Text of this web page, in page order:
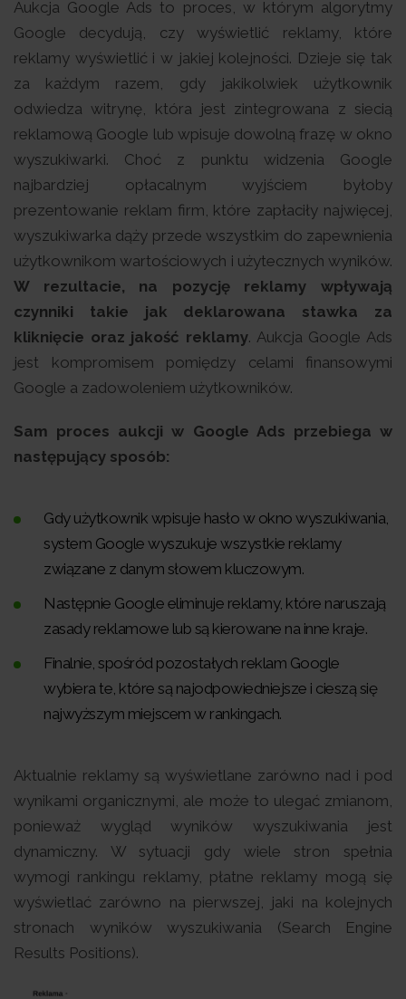
Aukcja Google Ads to proces, w którym algorytmy
Google decydują, czy wyświetlić reklamy, które
reklamy wyświetlić i w jakiej kolejności. Dzieje się tak
za każdym razem, gdy jakikolwiek użytkownik
odwiedza witrynę, która jest zintegrowana z siecią
reklamową Google lub wpisuje dowolną frazę w okno
wyszukiwarki. Choć z punktu widzenia Google
najbardziej opłacalnym wyjściem byłoby
prezentowanie reklam firm, które zapłaciły najwięcej,
wyszukiwarka dąży przede wszystkim do zapewnienia
użytkownikom wartościowych i użytecznych wyników.
W rezultacie, na pozycję reklamy wpływają
czynniki takie jak deklarowana stawka za
kliknięcie oraz jakość reklamy. Aukcja Google Ads
jest kompromisem pomiędzy celami finansowymi
Google a zadowoleniem użytkowników.
Sam proces aukcji w Google Ads przebiega w
następujący sposób:
Gdy użytkownik wpisuje hasło w okno wyszukiwania,
system Google wyszukuje wszystkie reklamy
związane z danym słowem kluczowym.
Następnie Google eliminuje reklamy, które naruszają
zasady reklamowe lub są kierowane na inne kraje.
Finalnie, spośród pozostałych reklam Google
wybiera te, które są najodpowiedniejsze i cieszą się
najwyższym miejscem w rankingach.
Aktualnie reklamy są wyświetlane zarówno nad i pod
wynikami organicznymi, ale może to ulegać zmianom,
ponieważ wygląd wyników wyszukiwania jest
dynamiczny. W sytuacji gdy wiele stron spełnia
wymogi rankingu reklamy, płatne reklamy mogą się
wyświetlać zarówno na pierwszej, jaki na kolejnych
stronach wyników wyszukiwania (Search Engine
Results Positions).